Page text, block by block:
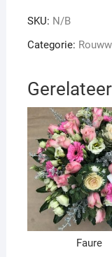
SKU: N/B
Categorie:
Faure